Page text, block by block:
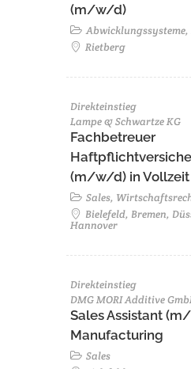
(m/w/d)
Abwicklungssysteme,
Rietberg
Direkteinstieg
Lampe & Schwartze KG
Fachbetreuer
(m/w/d) in
Sales,
Bielefeld, Bremen,
Hannover
Direkteinstieg
DMG MORI Additive
Sales Assistant
Manufacturing
Sales